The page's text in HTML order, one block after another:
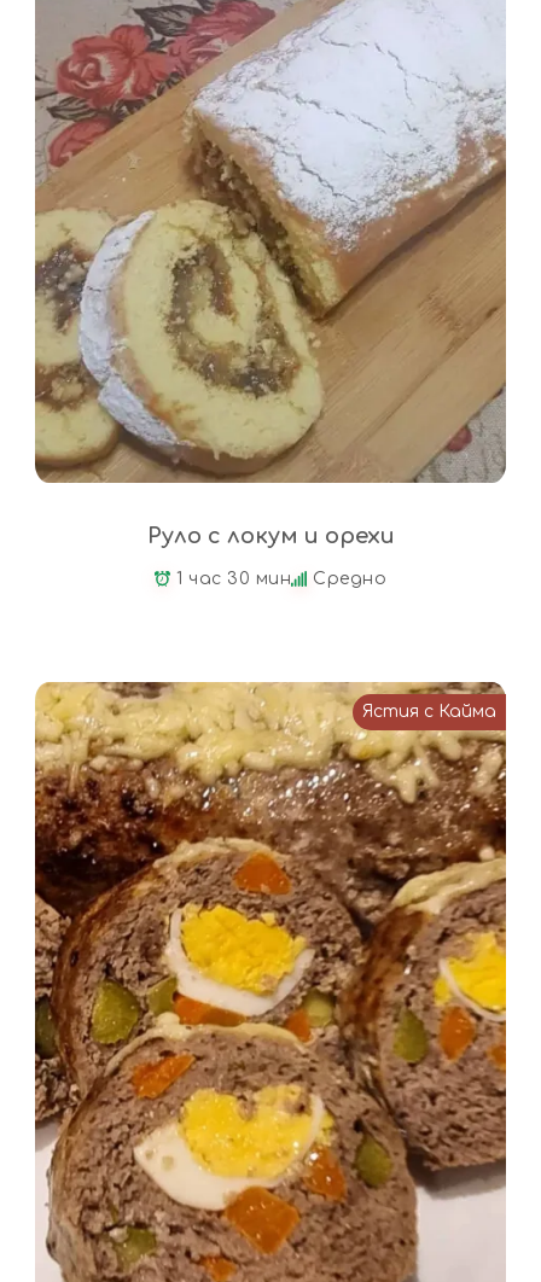
Руло с локум и орехи
1 час 30 мин Средно
Ястия с Кайма